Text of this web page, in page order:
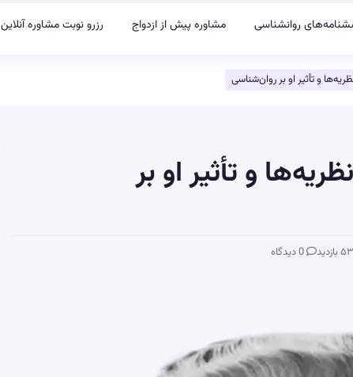
روانشناسی مشاوره پیش از ازدواج رزرو نوبت مشاوره آنلاین
و تأثیر او بر روان‌شناسی
و تأثیر او بر
۵۳بازدید